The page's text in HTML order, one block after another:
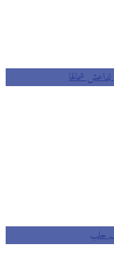
شمالها
حلب